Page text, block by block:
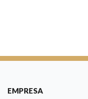
EMPRESA